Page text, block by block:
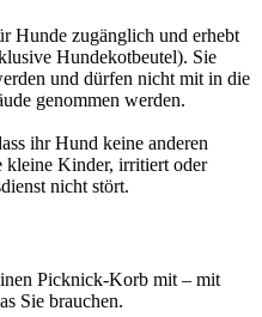
Hunde zugänglich und erhebt
Hundekotbeutel). Sie
und dürfen nicht mit in die
genommen werden.
ihr Hund keine anderen
kleine Kinder, irritiert oder
nicht stört.
Picknick-Korb mit – mit
Sie brauchen.